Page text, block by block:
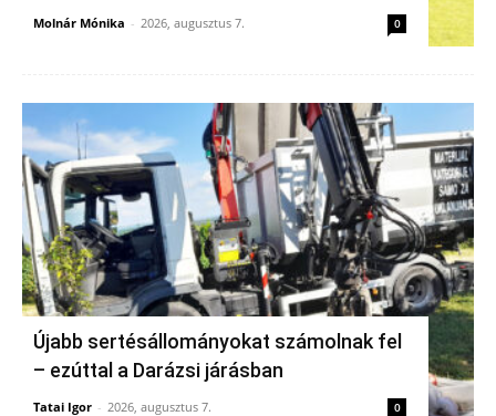
Molnár Mónika - 2026, augusztus 7. 0
Újabb sertésállományokat számolnak fel
– ezúttal a Darázsi járásban
Tatai Igor - 2026, augusztus 7. 0